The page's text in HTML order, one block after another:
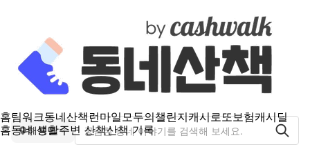
홈팀워크동네산책런마일모두의챌린지캐시로또보험캐시딜
홈동네 생활주변 산책산책 기록
해룡면